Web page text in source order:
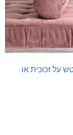
על זכוכית או